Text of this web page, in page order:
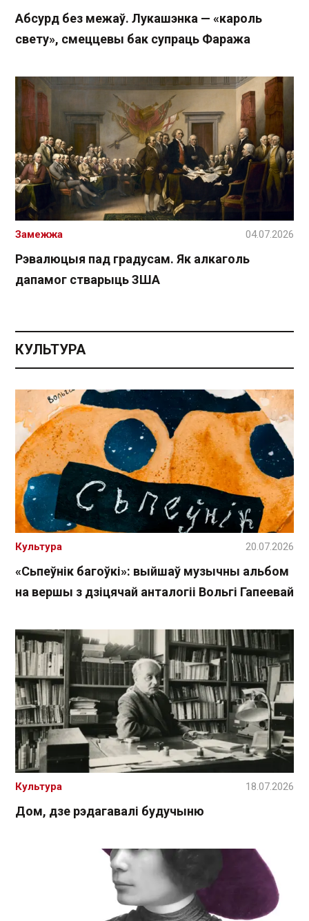
Абсурд без межаў. Лукашэнка — «кароль
свету», смеццевы бак супраць Фаража
Рэвалюцыя пад градусам. Як алкаголь
дапамог стварыць ЗША
Замежжа 04.07.2026
КУЛЬТУРА
«Сьпеўнік багоўкі»: выйшаў музычны альбом
на вершы з дзіцячай анталогіі Вольгі Гапеевай
Культура 20.07.2026
Дом, дзе рэдагавалі будучыню
Культура 18.07.2026